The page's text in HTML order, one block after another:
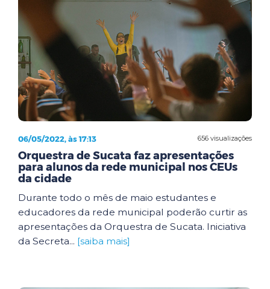
656 visualizações
06/05/2022, às 17:13
Orquestra de Sucata faz apresentações
para alunos da rede municipal nos CEUs
da cidade
Durante todo o mês de maio estudantes e
educadores da rede municipal poderão curtir as
apresentações da Orquestra de Sucata. Iniciativa
da Secreta... [saiba mais]